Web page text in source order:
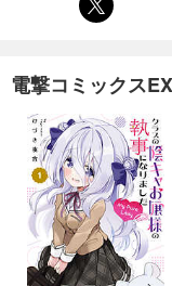
電撃コミックス